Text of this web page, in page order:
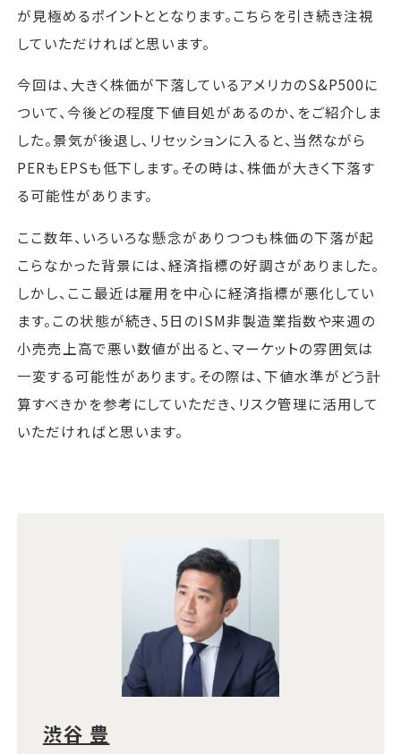
が見極めるポイントととなります。こちらを引き続き注視
していただければと思います。
今回は、大きく株価が下落しているアメリカのS&P500に
ついて、今後どの程度下値目処があるのか、をご紹介しま
した。景気が後退し、リセッションに入ると、当然ながら
PERもEPSも低下します。その時は、株価が大きく下落す
る可能性があります。
ここ数年、いろいろな懸念がありつつも株価の下落が起
こらなかった背景には、経済指標の好調さがありました。
しかし、ここ最近は雇用を中心に経済指標が悪化してい
ます。この状態が続き、5日のISM非製造業指数や来週の
小売売上高で悪い数値が出ると、マーケットの雰囲気は
一変する可能性があります。その際は、下値水準がどう計
算すべきかを参考にしていただき、リスク管理に活用して
いただければと思います。
渋谷 豊